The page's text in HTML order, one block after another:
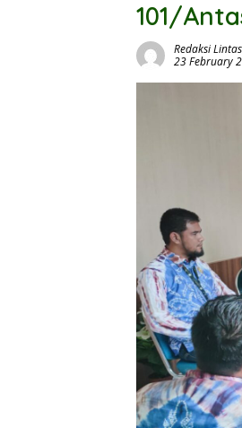
101/
Redaksi Lintas
23 February